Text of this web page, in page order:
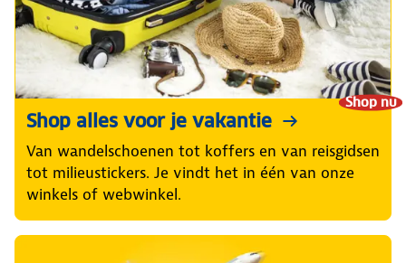
Shop nu
Shop alles voor je vakantie
Van wandelschoenen tot koffers en van reisgidsen
tot milieustickers. Je vindt het in één van onze
winkels of webwinkel.